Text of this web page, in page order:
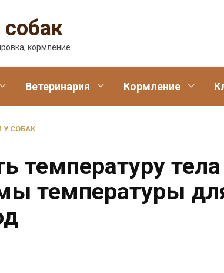
кормление
Ветеринария Кормление
У СОБАК
температуру тела
температуры